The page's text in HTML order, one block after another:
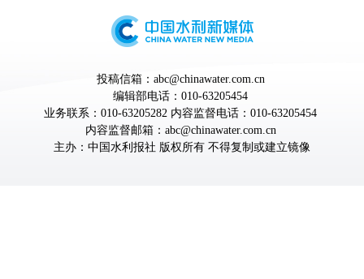
投稿信箱：abc@chinawater.com.cn
编辑部电话：010-63205454
业务联系：010-63205282 内容监督电话：010-63205454
内容监督邮箱：abc@chinawater.com.cn
主办： 中国水利报社 版权所有 不得复制或建立镜像